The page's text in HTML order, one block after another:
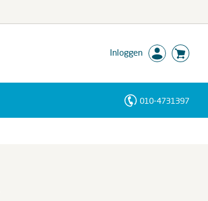
Inloggen
010-4731397